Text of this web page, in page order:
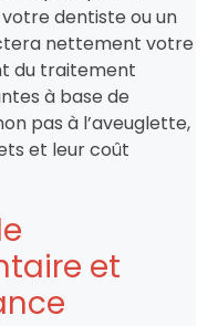
dentiste ou un
nettement votre
du traitement
à base de
pas à l’aveuglette,
et leur coût
et